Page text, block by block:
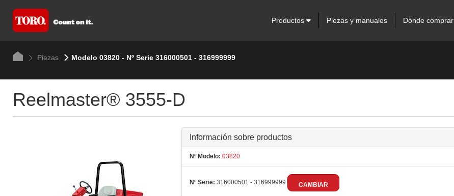
Productos Piezas y manuales Dónde comprar
Piezas Modelo 03820 - Nº Serie 316000501 - 316999999
Reelmaster® 3555-D
Información sobre productos
Nº Modelo: 03820
Nº Serie: 316000501 - 316999999 CAMBIAR